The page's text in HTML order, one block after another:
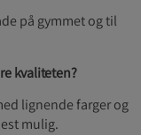
på gymmet og til
kvaliteten?
lignende farger og
mulig.